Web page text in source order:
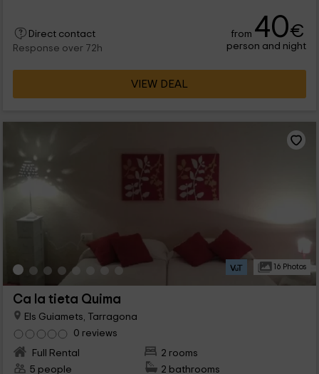
Direct contact
Response over 72h
from 40€
person and night
VIEW DEAL
16 Photos
Ca la tieta Quima
Els Guiamets, Tarragona
0 reviews
Full Rental
2 rooms
5 people
2 bathrooms